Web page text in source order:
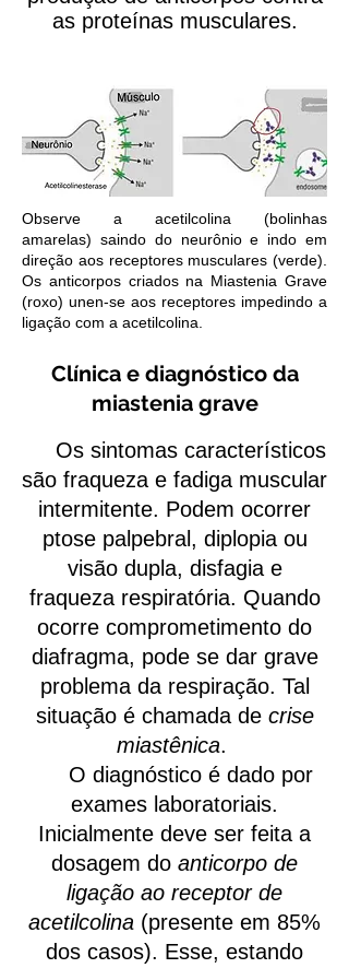
as proteínas musculares.
Observe a acetilcolina (bolinhas
amarelas) saindo do neurônio e indo em
direção aos receptores musculares (verde).
Os anticorpos criados na Miastenia Grave
(roxo) unen-se aos receptores impedindo a
ligação com a acetilcolina.
Clínica e diagnóstico da
miastenia grave
Os sintomas característicos
são fraqueza e fadiga muscular
intermitente. Podem ocorrer
ptose palpebral, diplopia ou
visão dupla, disfagia e
fraqueza respiratória. Quando
ocorre comprometimento do
diafragma, pode se dar grave
problema da respiração. Tal
situação é chamada de crise
miastênica.
O diagnóstico é dado por
exames laboratoriais.
Inicialmente deve ser feita a
dosagem do anticorpo de
ligação ao receptor de
acetilcolina (presente em 85%
dos casos). Esse, estando